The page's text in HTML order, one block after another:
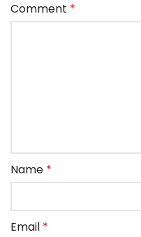
Comment *
Name *
Email *